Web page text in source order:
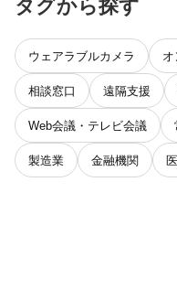
タグから探す
ウェアラブルカメラ オ
相談窓口 遠隔支援
Web会議・テレビ会議
製造業 金融機関